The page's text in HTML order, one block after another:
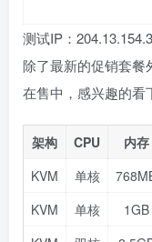
测试IP：
除了最新的促销套餐
在售中，感兴趣的看
架构 CPU 内存
KVM
单核
KVM
单核 1GB